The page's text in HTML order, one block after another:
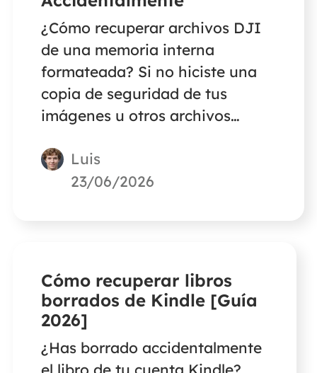
¿Cómo recuperar archivos DJI
de una memoria interna
formateada? Si no hiciste una
copia de seguridad de tus
imágenes u otros archivos
puedes utilizar un software de
recuperación de datos de
almacenamiento interno de
dispositivos DJI.
Luis
23/06/2026
Cómo recuperar libros
borrados de Kindle [Guía
2026]
¿Has borrado accidentalmente
el libro de tu cuenta Kindle?